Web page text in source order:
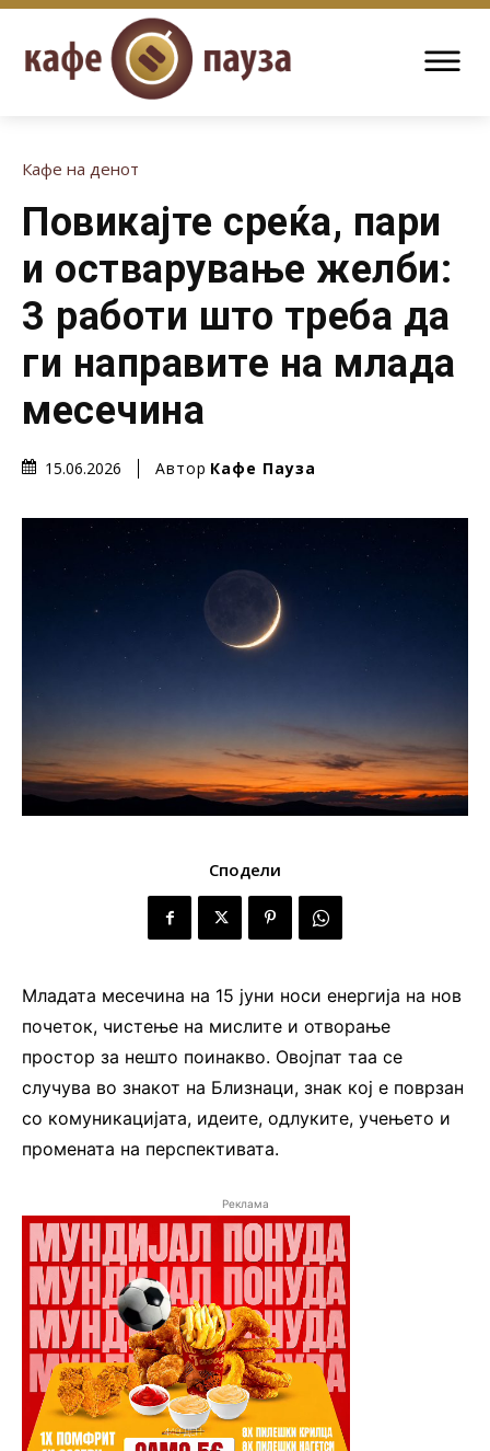
Кафе на денот
Повикајте среќа, пари
и остварување желби:
3 работи што треба да
ги направите на млада
месечина
15.06.2026 Автор Кафе Пауза
Сподели
Младата месечина на 15 јуни носи енергија на нов
почеток, чистење на мислите и отворање
простор за нешто поинакво. Овојпат таа се
случува во знакот на Близнаци, знак кој е поврзан
со комуникацијата, идеите, одлуките, учењето и
промената на перспективата.
Реклама